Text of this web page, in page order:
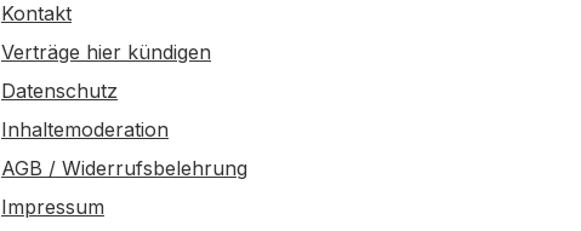
Kontakt
Verträge hier kündigen
Datenschutz
Inhaltemoderation
AGB / Widerrufsbelehrung
Impressum